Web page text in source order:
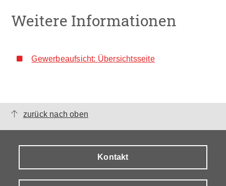
Weitere Informationen
Gewerbeaufsicht: Übersichtsseite
zurück nach oben
Kontakt